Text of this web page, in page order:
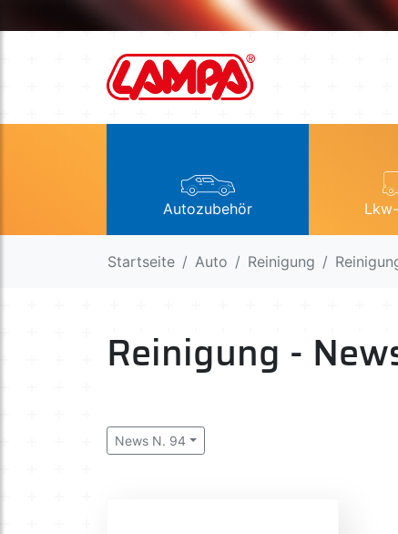
Autozubehör
Startseite Auto Reinigung
Reinigung -
News N. 94